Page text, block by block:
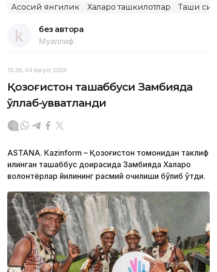
Асосий янгилик Халқаро ташкилотлар Ташқи
без автора
Муаллиф
10:36, 04 Август 2026
Қозоғистон ташаббуси Замбияда
қўллаб-қувватланди
ASTANA. Кazinform – Қозоғистон томонидан таклиф
қилинган ташаббус доирасида Замбияда Халқаро
волонтёрлар йилининг расмий очилиши бўлиб ўтди.